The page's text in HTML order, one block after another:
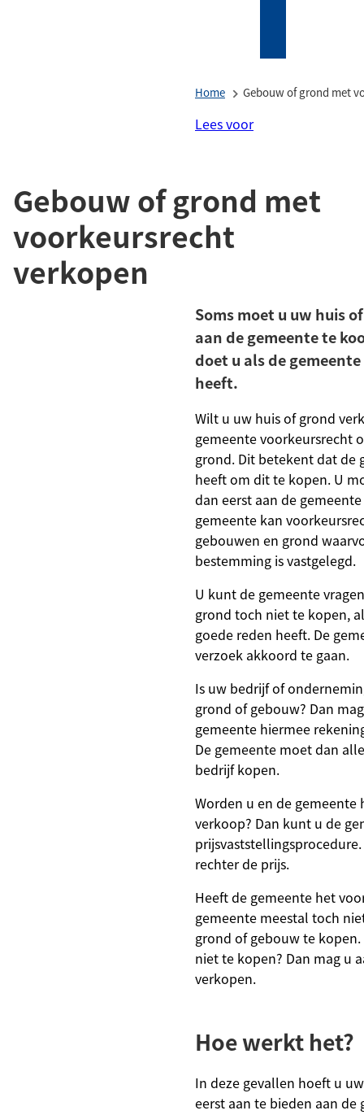
externe
Home Gebouw of grond met
Lees voor
Gebouw of grond met
voorkeursrecht
verkopen
Soms moet u uw huis
aan de gemeente te
doet u als de
heeft.
Wilt u uw huis of grond
gemeente voorkeursrecht
grond. Dit betekent dat de
heeft om dit te kopen. U
dan eerst aan de
gemeente kan
gebouwen en grond
bestemming is vastgelegd.
U kunt de gemeente
grond toch niet te kopen,
goede reden heeft. De
verzoek akkoord te gaan.
Is uw bedrijf of
grond of gebouw? Dan
gemeente hiermee
De gemeente moet dan
bedrijf kopen.
Worden u en de gemeente
verkoop? Dan kunt u de
rechter de prijs.
Heeft de gemeente het
gemeente meestal toch
grond of gebouw te
niet te kopen? Dan mag u
verkopen.
Hoe werkt het?
In deze gevallen hoeft u
eerst aan te bieden aan de